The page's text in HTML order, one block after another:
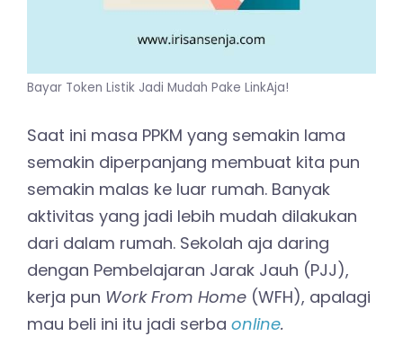
Bayar Token Listik Jadi Mudah Pake LinkAja!
Saat ini masa PPKM yang semakin lama
semakin diperpanjang membuat kita pun
semakin malas ke luar rumah. Banyak
aktivitas yang jadi lebih mudah dilakukan
dari dalam rumah. Sekolah aja daring
dengan Pembelajaran Jarak Jauh (PJJ),
kerja pun Work From Home (WFH), apalagi
mau beli ini itu jadi serba online.